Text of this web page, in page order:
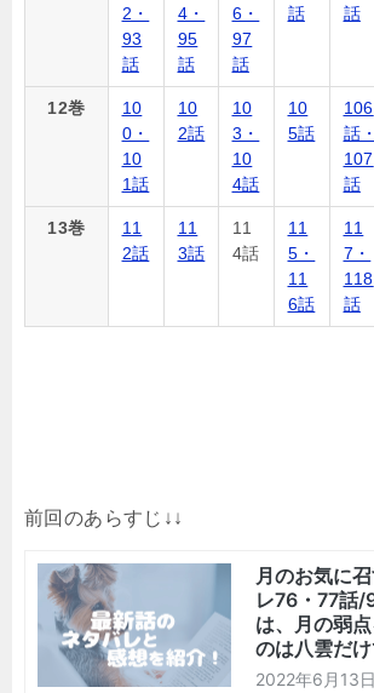
2・
93
話
4・
95
話
6・
97
話
話
話
12巻
10
0・
10
1話
10
2話
10
3・
10
4話
10
5話
106
話・
107
話
13巻
11
2話
11
3話
11
4話
11
5・
11
6話
11
7・
118
話
前回のあらすじ↓↓